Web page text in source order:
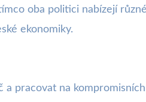
oba politici nabízejí
ekonomiky.
a pracovat na